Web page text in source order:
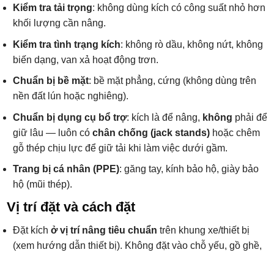
Kiểm tra tải trọng: không dùng kích có công suất nhỏ hơn
khối lượng cần nâng.
Kiểm tra tình trạng kích: không rò dầu, không nứt, không
biến dạng, van xả hoạt động trơn.
Chuẩn bị bề mặt: bề mặt phẳng, cứng (không dùng trên
nền đất lún hoặc nghiêng).
Chuẩn bị dụng cụ bổ trợ: kích là để nâng, không phải để
giữ lâu — luôn có chân chống (jack stands) hoặc chêm
gỗ thép chịu lực để giữ tải khi làm việc dưới gầm.
Trang bị cá nhân (PPE): găng tay, kính bảo hộ, giày bảo
hộ (mũi thép).
Vị trí đặt và cách đặt
Đặt kích ở vị trí nâng tiêu chuẩn trên khung xe/thiết bị
(xem hướng dẫn thiết bị). Không đặt vào chỗ yếu, gồ ghề,